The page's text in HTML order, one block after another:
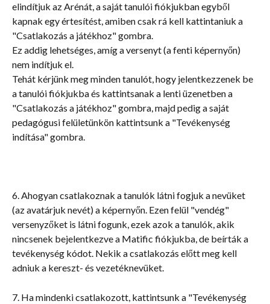
elindítjuk az Arénát, a saját tanulói fiókjukban egyből
kapnak egy értesítést, amiben csak rá kell kattintaniuk a
"Csatlakozás a játékhoz" gombra.
Ez addig lehetséges, amíg a versenyt (a fenti képernyőn)
nem indítjuk el.
Tehát kérjünk meg minden tanulót, hogy jelentkezzenek be
a tanulói fiókjukba és kattintsanak a lenti üzenetben a
"Csatlakozás a játékhoz" gombra, majd pedig a saját
pedagógusi felületünkön kattintsunk a "Tevékenység
indítása" gombra.
6. Ahogyan csatlakoznak a tanulók látni fogjuk a nevüket
(az avatárjuk nevét) a képernyőn. Ezen felül "vendég"
versenyzőket is látni fogunk, ezek azok a tanulók, akik
nincsenek bejelentkezve a Matific fiókjukba, de beírták a
tevékenység kódot. Nekik a csatlakozás előtt meg kell
adniuk a kereszt- és vezetéknevüket.
7. Ha mindenki csatlakozott, kattintsunk a "Tevékenység